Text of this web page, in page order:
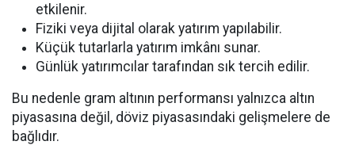
etkilenir.
Fiziki veya dijital olarak yatırım yapılabilir.
Küçük tutarlarla yatırım imkânı sunar.
Günlük yatırımcılar tarafından sık tercih edilir.
Bu nedenle gram altının performansı yalnızca altın
piyasasına değil, döviz piyasasındaki gelişmelere de
bağlıdır.